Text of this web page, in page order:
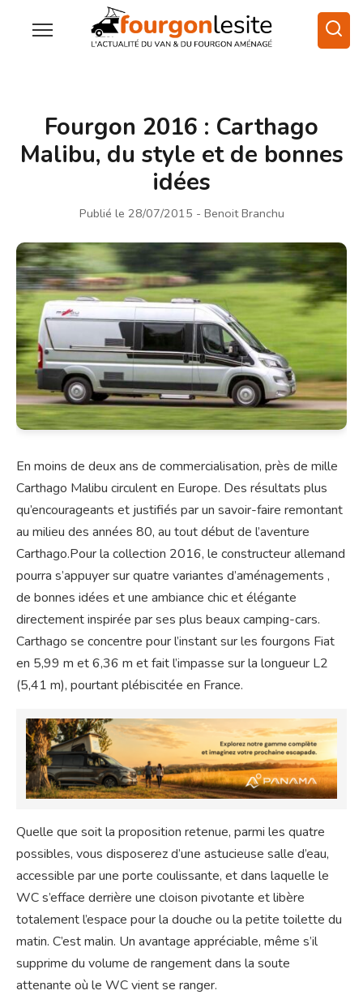
Fourgon 2016 : Carthago
Malibu, du style et de bonnes
idées
Publié le 28/07/2015 - Benoit Branchu
En moins de deux ans de commercialisation, près de mille
Carthago Malibu circulent en Europe. Des résultats plus
qu’encourageants et justifiés par un savoir-faire remontant
au milieu des années 80, au tout début de l’aventure
Carthago.Pour la collection 2016, le constructeur allemand
pourra s’appuyer sur quatre variantes d’aménagements ,
de bonnes idées et une ambiance chic et élégante
directement inspirée par ses plus beaux camping-cars.
Carthago se concentre pour l’instant sur les fourgons Fiat
en 5,99 m et 6,36 m et fait l’impasse sur la longueur L2
(5,41 m), pourtant plébiscitée en France.
Quelle que soit la proposition retenue, parmi les quatre
possibles, vous disposerez d’une astucieuse salle d’eau,
accessible par une porte coulissante, et dans laquelle le
WC s’efface derrière une cloison pivotante et libère
totalement l’espace pour la douche ou la petite toilette du
matin. C’est malin. Un avantage appréciable, même s’il
supprime du volume de rangement dans la soute
attenante où le WC vient se ranger.